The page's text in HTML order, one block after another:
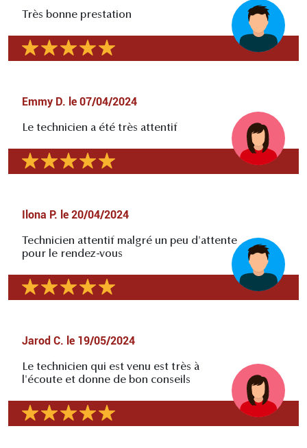
Très bonne prestation
Emmy D. le 07/04/2024
Le technicien a été très attentif
Ilona P. le 20/04/2024
Technicien attentif malgré un peu d'attente
pour le rendez-vous
Jarod C. le 19/05/2024
Le technicien qui est venu est très à
l'écoute et donne de bon conseils